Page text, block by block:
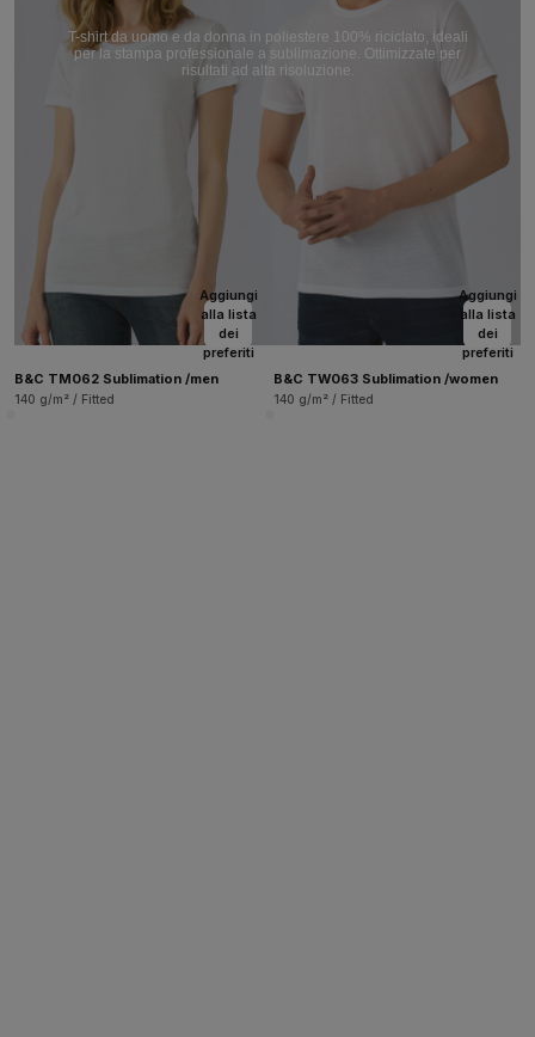
T-shirt da uomo e da donna in poliestere 100% riciclato, ideali
per la stampa professionale a sublimazione. Ottimizzate per
risultati ad alta risoluzione.
Aggiungi
alla lista
dei
preferiti
B&C TM062 Sublimation /men
140 g/m² / Fitted
Aggiungi
alla lista
dei
preferiti
B&C TW063 Sublimation /women
140 g/m² / Fitted